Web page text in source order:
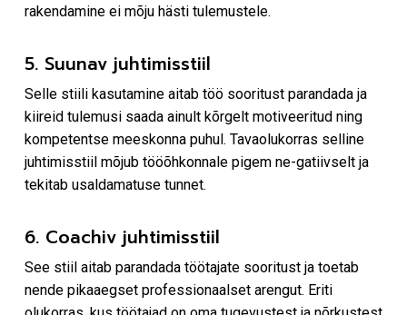
rakendamine ei mõju hästi tulemustele.
5. Suunav juhtimisstiil
Selle stiili kasutamine aitab töö sooritust parandada ja
kiireid tulemusi saada ainult kõrgelt motiveeritud ning
kompetentse meeskonna puhul. Tavaolukorras selline
juhtimisstiil mõjub tööõhkonnale pigem ne-gatiivselt ja
tekitab usaldamatuse tunnet.
6. Coachiv juhtimisstiil
See stiil aitab parandada töötajate sooritust ja toetab
nende pikaaegset professionaalset arengut. Eriti